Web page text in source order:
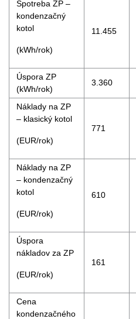
Spotreba ZP –
kondenzačný
kotol
(kWh/rok)
11.455
Úspora ZP
(kWh/rok)
3.360
Náklady na ZP
– klasický kotol
(EUR/rok)
771
Náklady na ZP
– kondenzačný
kotol
(EUR/rok)
610
Úspora
nákladov za ZP
(EUR/rok)
161
Cena
kondenzačného